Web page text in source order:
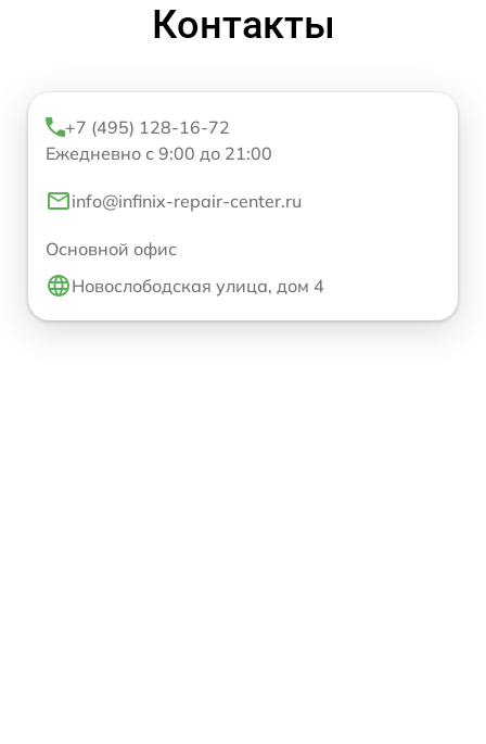
Контакты
+7 (495) 128-16-72
Ежедневно с 9:00 до 21:00
info@infinix-repair-center.ru
Основной офис
Новослободская улица, дом 4